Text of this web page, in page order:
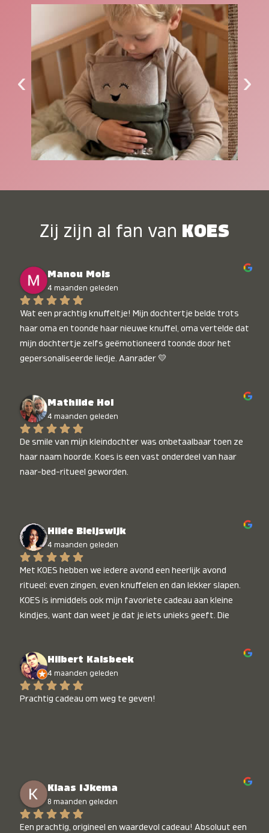
‹ ›
Zij zijn al fan van KOES
Manou Mols
4 maanden geleden
Wat een prachtig knuffeltje! Mijn dochtertje belde trots
haar oma en toonde haar nieuwe knuffel, oma vertelde dat
mijn dochtertje zelfs geëmotioneerd toonde door het
gepersonaliseerde liedje. Aanrader 💛
Mathilde Hol
4 maanden geleden
De smile van mijn kleindochter was onbetaalbaar toen ze
haar naam hoorde. Koes is een vast onderdeel van haar
naar-bed-ritueel geworden.
Hilde Bleijswijk
4 maanden geleden
Met KOES hebben we iedere avond een heerlijk avond
ritueel: even zingen, even knuffelen en dan lekker slapen.
KOES is inmiddels ook mijn favoriete cadeau aan kleine
kindjes, want dan weet je dat je iets unieks geeft. Die
Hilbert Kalsbeek
4 maanden geleden
Prachtig cadeau om weg te geven!
Klaas IJkema
8 maanden geleden
Een prachtig, origineel en waardevol cadeau! Absoluut een